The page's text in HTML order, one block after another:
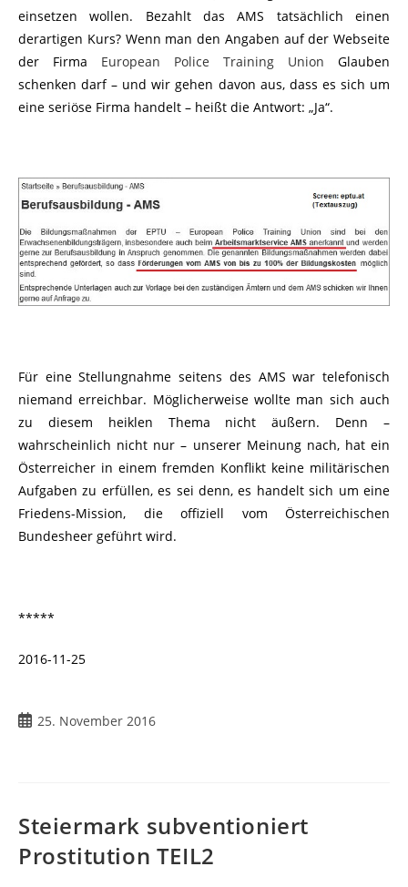
einsetzen wollen. Bezahlt das AMS tatsächlich einen
derartigen Kurs? Wenn man den Angaben auf der Webseite
der Firma European Police Training Union Glauben
schenken darf – und wir gehen davon aus, dass es sich um
eine seriöse Firma handelt – heißt die Antwort: „Ja“.
Für eine Stellungnahme seitens des AMS war telefonisch
niemand erreichbar. Möglicherweise wollte man sich auch
zu diesem heiklen Thema nicht äußern. Denn –
wahrscheinlich nicht nur – unserer Meinung nach, hat ein
Österreicher in einem fremden Konflikt keine militärischen
Aufgaben zu erfüllen, es sei denn, es handelt sich um eine
Friedens-Mission, die offiziell vom Österreichischen
Bundesheer geführt wird.
*****
2016-11-25
Beitrag25. November 2016
Steiermark subventioniert
Prostitution TEIL2